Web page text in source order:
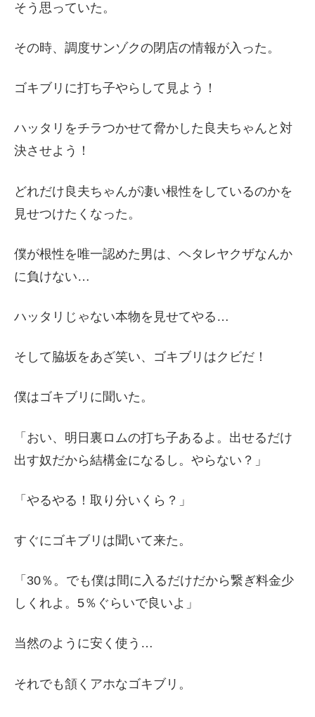
そう思っていた。
その時、調度サンゾクの閉店の情報が入った。
ゴキブリに打ち子やらして見よう！
ハッタリをチラつかせて脅かした良夫ちゃんと対
決させよう！
どれだけ良夫ちゃんが凄い根性をしているのかを
見せつけたくなった。
僕が根性を唯一認めた男は、ヘタレヤクザなんか
に負けない…
ハッタリじゃない本物を見せてやる…
そして脇坂をあざ笑い、ゴキブリはクビだ！
僕はゴキブリに聞いた。
「おい、明日裏ロムの打ち子あるよ。出せるだけ
出す奴だから結構金になるし。やらない？」
「やるやる！取り分いくら？」
すぐにゴキブリは聞いて来た。
「30％。でも僕は間に入るだけだから繋ぎ料金少
しくれよ。5％ぐらいで良いよ」
当然のように安く使う…
それでも頷くアホなゴキブリ。